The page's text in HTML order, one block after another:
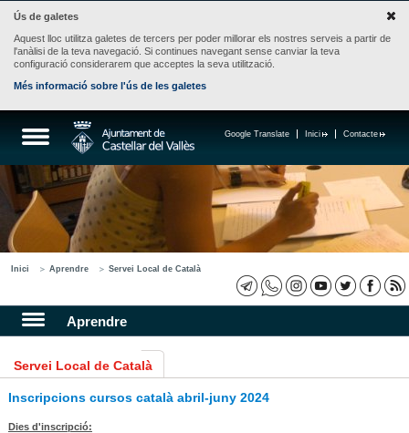
Ús de galetes
Aquest lloc utilitza galetes de tercers per poder millorar els nostres serveis a partir de
l'anàlisi de la teva navegació. Si continues navegant sense canviar la teva
configuració considerarem que acceptes la seva utilització.
Més informació sobre l'ús de les galetes
Contacte
Inici
Google Translate
Inici Aprendre Servei Local de Català
Aprendre
Servei Local de Català
Inscripcions cursos català abril-juny 2024
Dies d'inscripció: